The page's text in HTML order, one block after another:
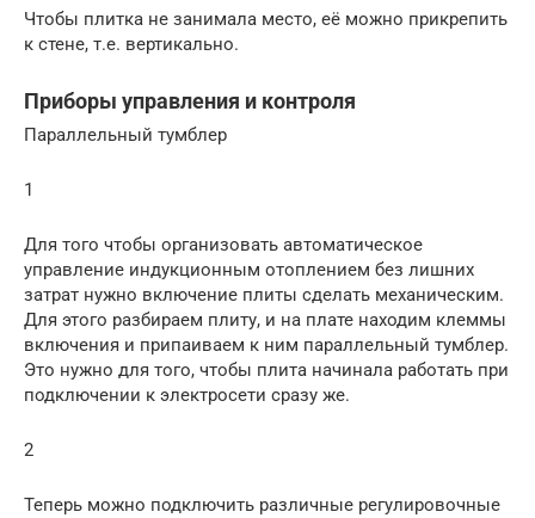
Чтобы плитка не занимала место, её можно прикрепить
к стене, т.е. вертикально.
Приборы управления и контроля
Параллельный тумблер
1
Для того чтобы организовать автоматическое
управление индукционным отоплением без лишних
затрат нужно включение плиты сделать механическим.
Для этого разбираем плиту, и на плате находим клеммы
включения и припаиваем к ним параллельный тумблер.
Это нужно для того, чтобы плита начинала работать при
подключении к электросети сразу же.
2
Теперь можно подключить различные регулировочные